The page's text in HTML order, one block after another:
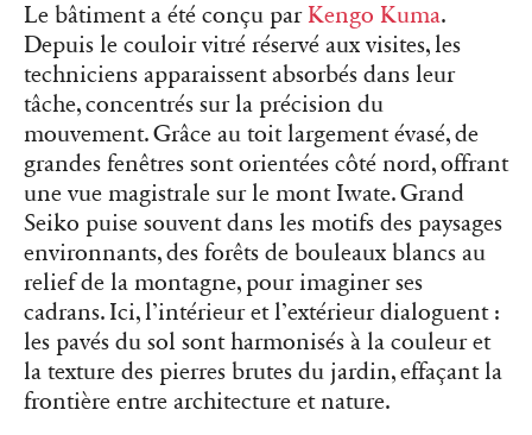
Le bâtiment a été conçu par Kengo Kuma.
Depuis le couloir vitré réservé aux visites, les
techniciens apparaissent absorbés dans leur
tâche, concentrés sur la précision du
mouvement. Grâce au toit largement évasé, de
grandes fenêtres sont orientées côté nord, offrant
une vue magistrale sur le mont Iwate. Grand
Seiko puise souvent dans les motifs des paysages
environnants, des forêts de bouleaux blancs au
relief de la montagne, pour imaginer ses
cadrans. Ici, l’intérieur et l’extérieur dialoguent :
les pavés du sol sont harmonisés à la couleur et
la texture des pierres brutes du jardin, effaçant la
frontière entre architecture et nature.